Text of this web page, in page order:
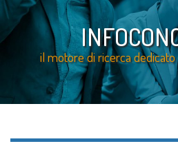
il motore di ricerca